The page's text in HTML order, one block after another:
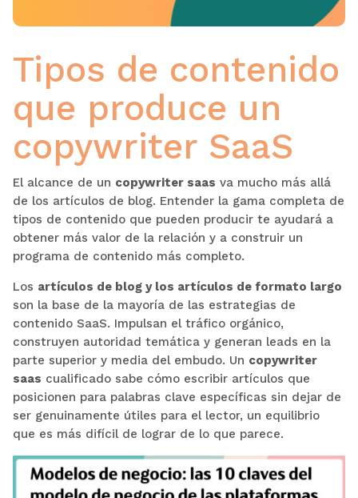
Tipos de contenido
que produce un
copywriter SaaS
El alcance de un copywriter saas va mucho más allá
de los artículos de blog. Entender la gama completa de
tipos de contenido que pueden producir te ayudará a
obtener más valor de la relación y a construir un
programa de contenido más completo.
Los artículos de blog y los artículos de formato largo
son la base de la mayoría de las estrategias de
contenido SaaS. Impulsan el tráfico orgánico,
construyen autoridad temática y generan leads en la
parte superior y media del embudo. Un copywriter
saas cualificado sabe cómo escribir artículos que
posicionen para palabras clave específicas sin dejar de
ser genuinamente útiles para el lector, un equilibrio
que es más difícil de lograr de lo que parece.